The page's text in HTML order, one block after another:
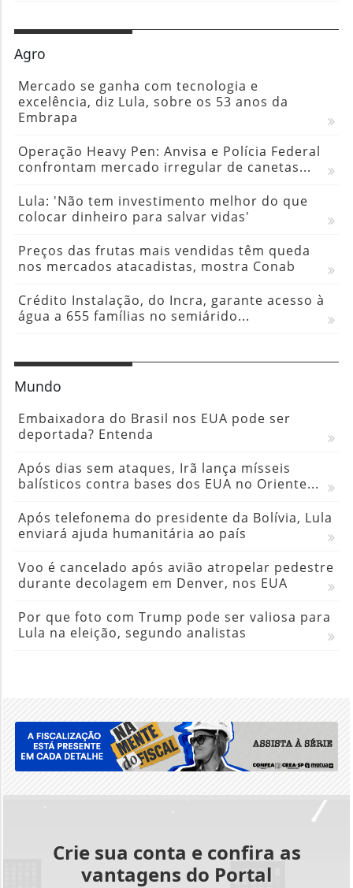
Agro
Mercado se ganha com tecnologia e
excelência, diz Lula, sobre os 53 anos da
Embrapa
Operação Heavy Pen: Anvisa e Polícia Federal
confrontam mercado irregular de canetas...
Lula: 'Não tem investimento melhor do que
colocar dinheiro para salvar vidas'
Preços das frutas mais vendidas têm queda
nos mercados atacadistas, mostra Conab
Crédito Instalação, do Incra, garante acesso à
água a 655 famílias no semiárido...
Mundo
Embaixadora do Brasil nos EUA pode ser
deportada? Entenda
Após dias sem ataques, Irã lança mísseis
balísticos contra bases dos EUA no Oriente...
Após telefonema do presidente da Bolívia, Lula
enviará ajuda humanitária ao país
Voo é cancelado após avião atropelar pedestre
durante decolagem em Denver, nos EUA
Por que foto com Trump pode ser valiosa para
Lula na eleição, segundo analistas
Crie sua conta e confira as
vantagens do Portal